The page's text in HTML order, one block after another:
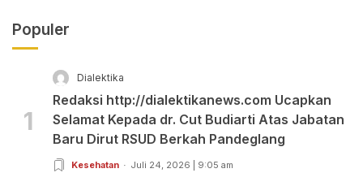
Populer
1
Dialektika
Redaksi http://dialektikanews.com Ucapkan
Selamat Kepada dr. Cut Budiarti Atas Jabatan
Baru Dirut RSUD Berkah Pandeglang
Kesehatan Juli 24, 2026 | 9:05 am